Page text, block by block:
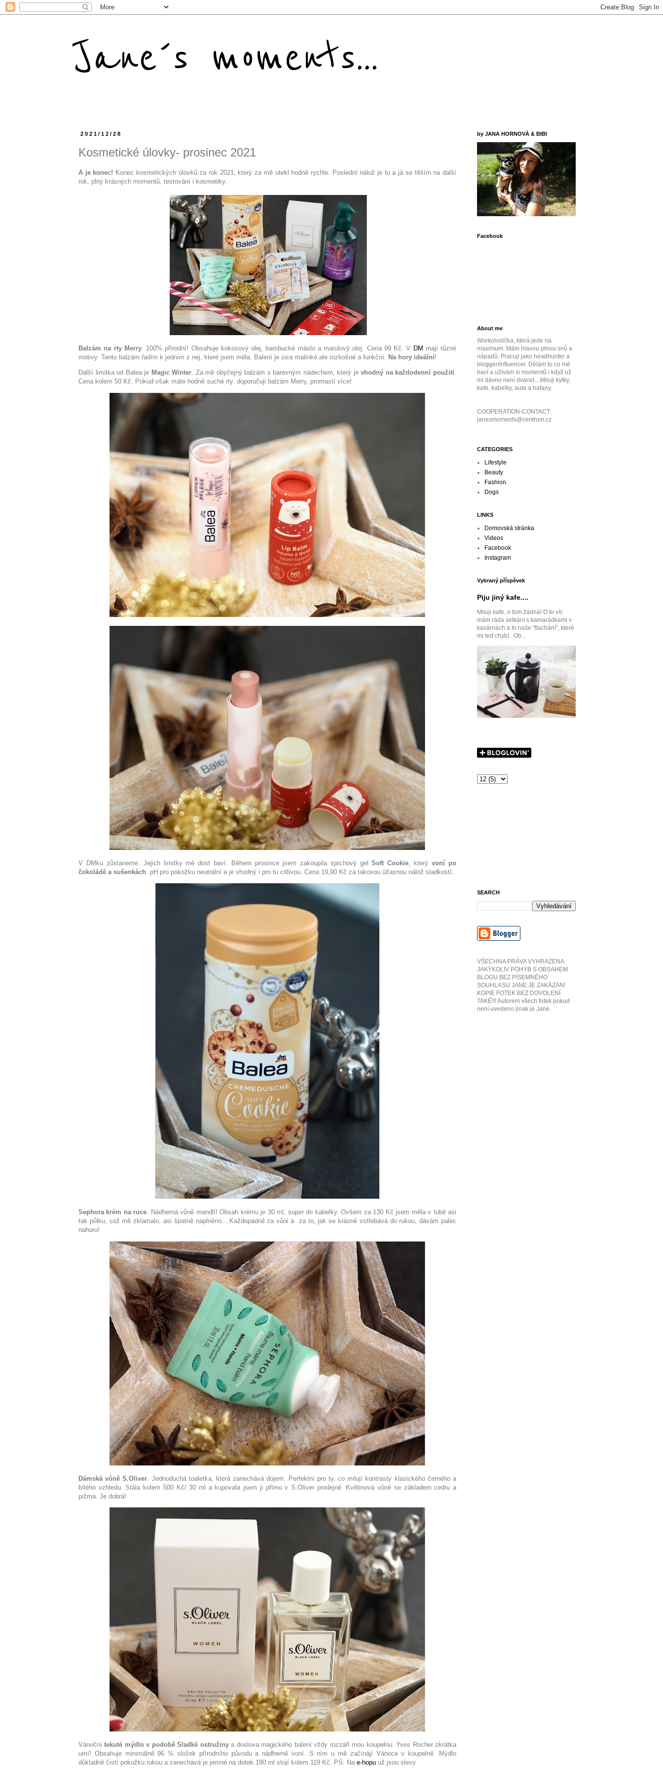
Jane´s moments...
2021/12/28
Kosmetické úlovky- prosinec 2021
A je konec! Konec kosmetických úlovků za rok 2021, který za mě utekl hodně rychle. Poslední nálož je tu a já se těším na další
rok, plný krásných momentů, testování i kosmetiky.
Balzám na rty Merry. 100% přírodní! Obsahuje kokosový olej, bambucké máslo a marulový olej. Cena 99 Kč. V DM mají různé
motivy. Tento balzám řadím k jedním z nej, které jsem měla. Balení je sice malinké,ale rozkošné a funkční. Na hory ideální!
Další limitka od Balea je Magic Winter. Za mě obyčejný balzám s barevným nádechem, který jevhodný na každodenní použití.
Cena kolem 50 Kč. Pokud však máte hodně suché rty, doporučuji balzám Merry, promastí více!
V DMku zůstaneme. Jejich limitky mě dost baví. Během prosince jsem zakoupila sprchový gelSoft Cookie , kterývoní po
čokoládě a sušenkách . pH pro pokožku neutrální a je vhodný i pro tu citlivou. Cena 19,90 Kč za takovou úžasnou nálož sladkostí.
Sephora krém na ruce. Nádherná vůně mandlí! Obsah krému je 30 ml, super do kabelky. Ovšem za 130 Kč jsem měla v tubě asi
tak půlku, což mě zklamalo, asi špatně naplněno....Každopádně za vůni a za to, jak se krásně vstřebává do rukou, dávám palec
nahoru!
Dámská vůně S.Oliver . Jednoduchá toaletka, která zanechává dojem. Perfektní pro ty, co milují kontrasty klasického černého a
bílého vzhledu. Stála kolem 500 Kč/ 30 ml a kupovala jsem ji přímo v S.Oliver prodejně. Květinová vůně se základem cedru a
pižma. Je dobrá!
Vánočnítekuté mýdlo v podobě Sladké ostružinya doslova magického balení vždy rozzáří mou koupelnu. Yves Rocher zkrátka
umí! Obsahuje minimálně 96 % složek přírodního původu a nádherně voní. S ním u mě začínájí Vánoce v koupelně. Mýdlo
důkladně čistí pokožku rukou a zanechává je jemné na dotek.190 ml stojí kolem 119 Kč. PS: Na e-hopu už jsou slevy.
by JANA HORNOVÁ & BIBI
Facebook
About me
Workoholička, která jede na
maximum. Mám hlavou plnou snů a
nápadů. Pracuji jako headhunter a
blogger/influencer. Dělám to co mě
baví a užívám si momentů i když už
mi dávno není dvacet....Miluji kytky,
kafe, kabelky, auta a hafany.
COOPERATION-CONTACT:
janesmoments@centrum.cz
CATEGORIES
Lifestyle
Beauty
Fashion
Dogs
LINKS
Domovská stránka
Videos
Facebook
Instagram
Vybraný příspěvek
Piju jiný kafe....
Miluji kafe, o tom žádná! O to víc
mám ráda setkání s kamarádkami v
kavárnách a to naše "tlachání", které
mi teď chybí. Ob...
SEARCH
VŠECHNA PRÁVA VYHRAZENA.
JAKÝKOLIV POHYB S OBSAHEM
BLOGU BEZ PÍSEMNÉHO
SOUHLASU JANE JE ZAKÁZÁN!
KOPIE FOTEK BEZ DOVOLENÍ
TAKÉ!!! Autorem všech fotek pokud
není uvedeno jinak je Jane.